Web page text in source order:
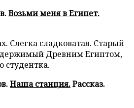
Возьми меня в Египет.
Слегка сладковатая. Старый
Древним Египтом,
студентка.
Наша станция.Рассказ.